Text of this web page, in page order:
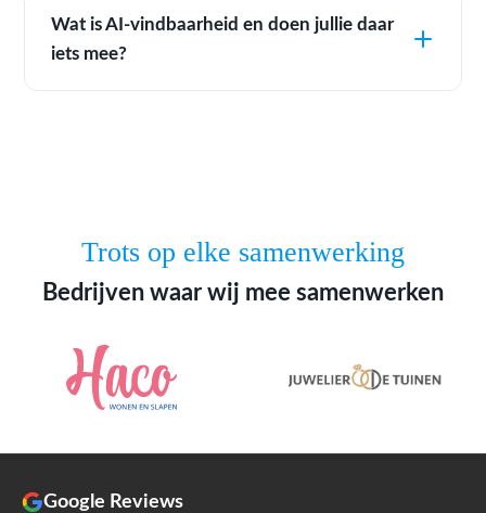
Wat is AI-vindbaarheid en doen jullie daar
iets mee?
Trots op elke samenwerking
Bedrijven waar wij mee samenwerken
Google Reviews